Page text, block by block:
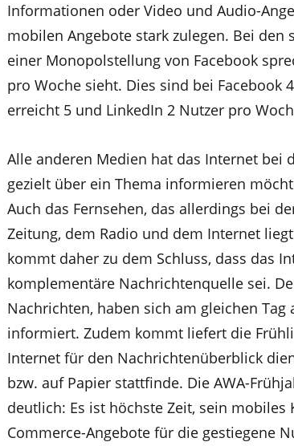
Informationen oder Video und Audio-
mobilen Angebote stark zulegen. Bei den
einer Monopolstellung von Facebook
pro Woche sieht. Dies sind bei Facebook
erreicht 5 und LinkedIn 2 Nutzer pro
Alle anderen Medien hat das Internet bei
gezielt über ein Thema informieren
Auch das Fernsehen, das allerdings bei
Zeitung, dem Radio und dem Internet
kommt daher zu dem Schluss, dass das
komplementäre Nachrichtenquelle sei.
Nachrichten, haben sich am gleichen
informiert. Zudem kommt liefert die
Internet für den Nachrichtenüberblick
bzw. auf Papier stattfinde. Die AWA-
deutlich: Es ist höchste Zeit, sein
Commerce-Angebote für die gestiegene